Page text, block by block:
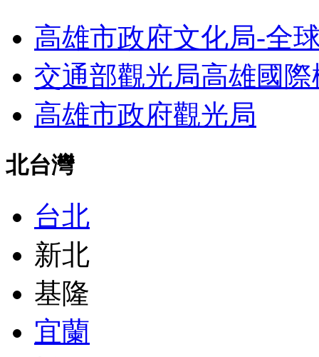
高雄市政府文化局-全
交通部觀光局高雄國
高雄市政府觀光局
北台灣
台北
新北
基隆
宜蘭